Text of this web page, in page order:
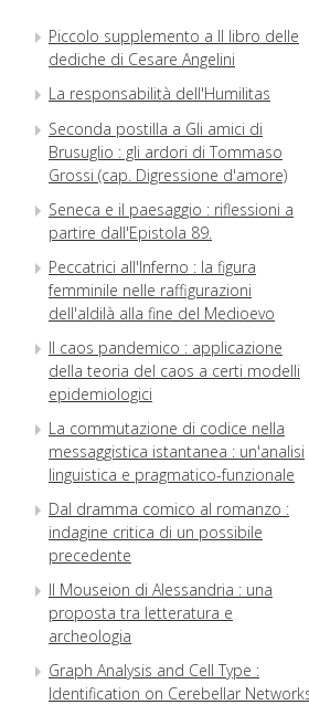
Piccolo supplemento a Il libro delle
dediche di Cesare Angelini
La responsabilità dell'Humilitas
Seconda postilla a Gli amici di
Brusuglio : gli ardori di Tommaso
Grossi (cap. Digressione d'amore)
Seneca e il paesaggio : riflessioni a
partire dall'Epistola 89.
Peccatrici all'Inferno : la figura
femminile nelle raffigurazioni
dell'aldilà alla fine del Medioevo
Il caos pandemico : applicazione
della teoria del caos a certi modelli
epidemiologici
La commutazione di codice nella
messaggistica istantanea : un'analisi
linguistica e pragmatico-funzionale
Dal dramma comico al romanzo :
indagine critica di un possibile
precedente
Il Mouseion di Alessandria : una
proposta tra letteratura e
archeologia
Graph Analysis and Cell Type :
Identification on Cerebellar